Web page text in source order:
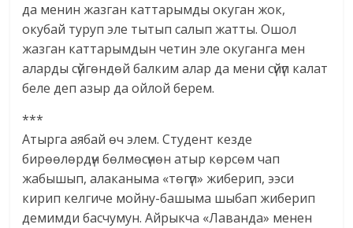
да менин жазган каттарымды окуган жок,
окубай туруп эле тытып салып жатты. Ошол
жазган каттарымдын четин эле окуганга мен
аларды сүйгөндөй балким алар да мени сүйүп калат
беле деп азыр да ойлой берем.
***
Атырга аябай өч элем. Студент кезде
бирөөлөрдүн бөлмөсүнөн атыр көрсөм чап
жабышып, алаканыма «төгүп» жиберип, ээси
кирип келгиче мойну-башыма шыбап жиберип
демимди басчумун. Айрыкча «Лаванда» менен